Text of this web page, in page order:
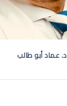
د. عماد أبو طالب